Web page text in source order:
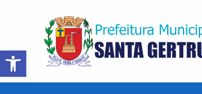
Barra de Ferramentas Aberta